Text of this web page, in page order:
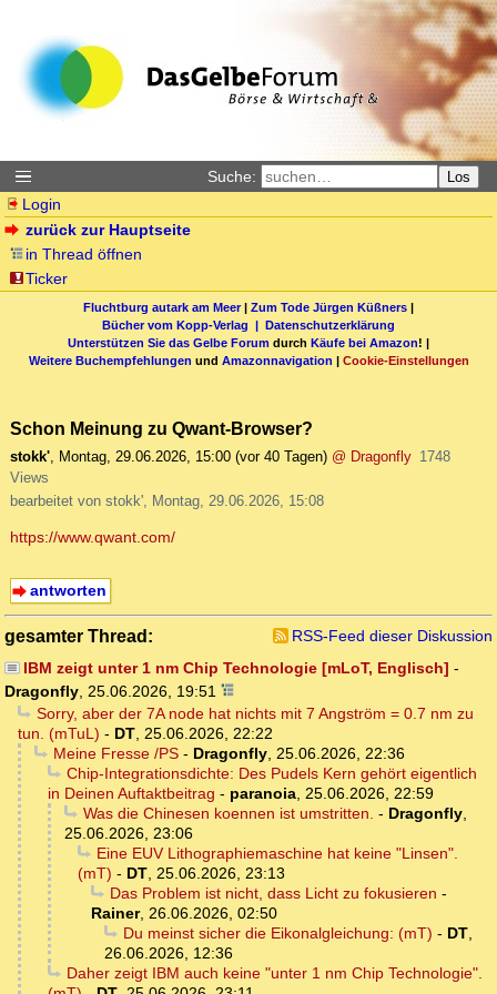
Suche: Los
Login
zurück zur Hauptseite
in Thread öffnen
Ticker
Fluchtburg autark am Meer| Zum Tode Jürgen Küßners |
Bücher vom Kopp-Verlag | Datenschutzerklärung
Unterstützen Sie das Gelbe Forum durch Käufe bei Amazon! |
Weitere Buchempfehlungen und Amazonnavigation | Cookie-Einstellungen
Schon Meinung zu Qwant-Browser?
stokk', Montag, 29.06.2026, 15:00 (vor 40 Tagen) @ Dragonfly 1748
Views
bearbeitet von stokk', Montag, 29.06.2026, 15:08
https://www.qwant.com/
antworten
gesamter Thread:
RSS-Feed dieser Diskussion
IBM zeigt unter 1 nm Chip Technologie [mLoT, Englisch] -
Dragonfly, 25.06.2026, 19:51
Sorry, aber der 7A node hat nichts mit 7 Angström = 0.7 nm zu
tun. (mTuL) - DT, 25.06.2026, 22:22
Meine Fresse /PS- Dragonfly, 25.06.2026, 22:36
Chip-Integrationsdichte: Des Pudels Kern gehört eigentlich
in Deinen Auftaktbeitrag - paranoia, 25.06.2026, 22:59
Was die Chinesen koennen ist umstritten. - Dragonfly,
25.06.2026, 23:06
Eine EUV Lithographiemaschine hat keine "Linsen".
(mT) - DT, 25.06.2026, 23:13
Das Problem ist nicht, dass Licht zu fokusieren -
Rainer, 26.06.2026, 02:50
Du meinst sicher die Eikonalgleichung: (mT) - DT,
26.06.2026, 12:36
Daher zeigt IBM auch keine "unter 1 nm Chip Technologie".